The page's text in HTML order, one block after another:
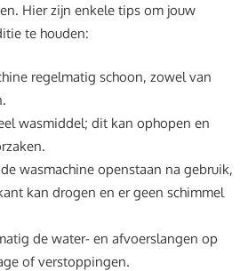
Hier zijn enkele tips om jouw
te houden:
regelmatig schoon, zowel van
wasmiddel; dit kan ophopen en
wasmachine openstaan na gebruik,
kan drogen en er geen schimmel
de water- en afvoerslangen op
of verstoppingen.